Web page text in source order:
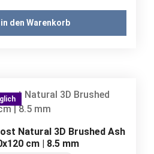
den Warenkorb
Natural 3D Brushed Ash
cm | 8.5 mm